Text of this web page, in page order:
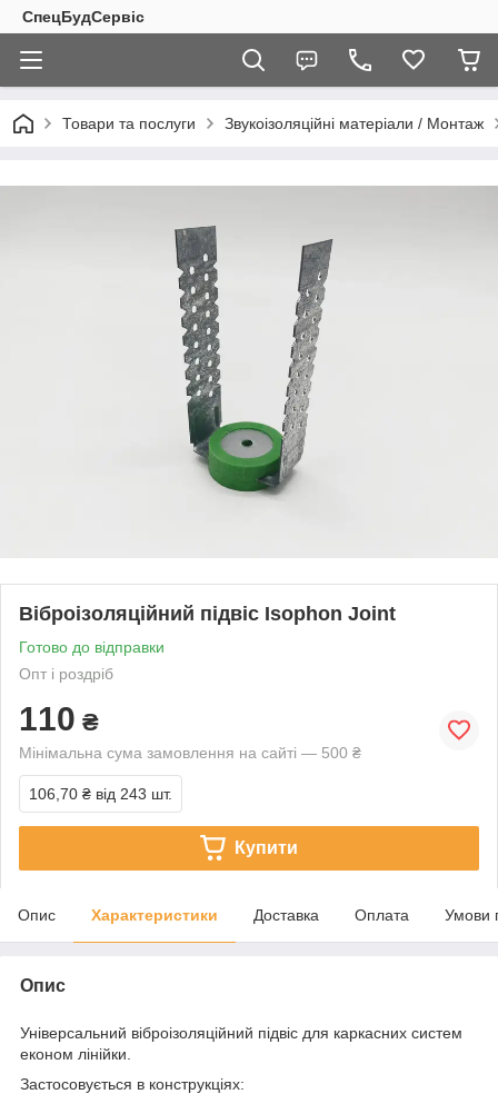
СпецБудСервіс
Товари та послуги Звукоізоляційні матеріали / Монтаж
Віброізоляційний підвіс Isophon Joint
Готово до відправки
Опт і роздріб
110 ₴
Мінімальна сума замовлення на сайті — 500 ₴
106,70 ₴ від 243 шт.
Купити
Опис Характеристики Доставка Оплата Умови
Опис
Універсальний віброізоляційний підвіс для каркасних систем
економ лінійки.
Застосовується в конструкціях: